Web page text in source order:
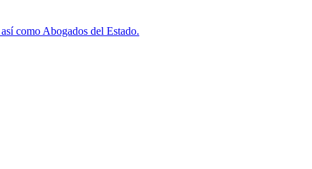
como Abogados del Estado.